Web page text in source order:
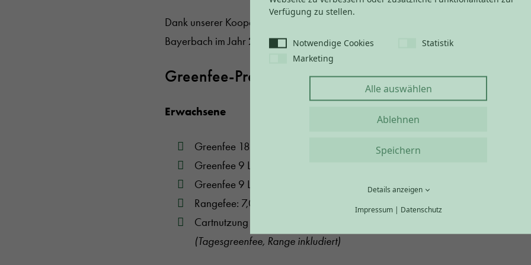
Dank unserer Kooperation mit dem
profitieren alle Gäste
Bayerbach im Jahr 2026 von 30 % Rabatt auf die regulären Greenfee-Preise
Greenfee-Preise
Erwachsene
Greenfee 18 Loch: 63,00 €
Greenfee 9 Loch: 35,00 €
Greenfee 9 Loch Kurzplatz: 14,00 €
Rangefee: 7,00 €
Cartnutzung 18 Loch: 30,00 €
(Tagesgreenfee, Range inkludiert)
Verfügung zu stellen.
Notwendige Cookies
Statistik
Marketing
Alle auswählen
Ablehnen
Speichern
Details anzeigen
Impressum| Datenschutz